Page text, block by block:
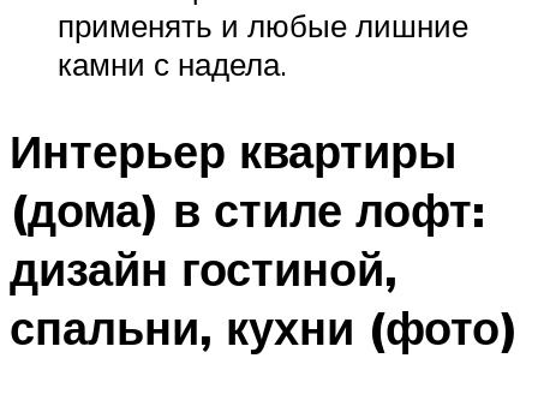
применять и любые лишние
камни с надела.
Интерьер квартиры
(дома) в стиле лофт:
дизайн гостиной,
спальни, кухни (фото)